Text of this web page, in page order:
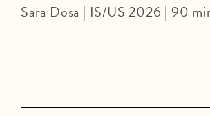
Sara Dosa | IS/US 2026 | 90